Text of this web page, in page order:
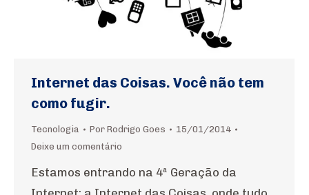
Internet das Coisas. Você não tem
como fugir.
Tecnologia Por Rodrigo Goes
15/01/2014
Deixe um comentário
Estamos entrando na 4ª Geração da